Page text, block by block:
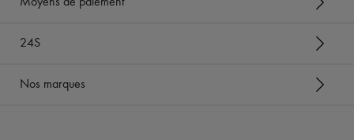
24S
Nos marques